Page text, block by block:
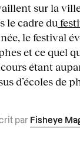
sur la
le cadre du
le festival
et ce quel
étant
d’écoles de
par Fisheye